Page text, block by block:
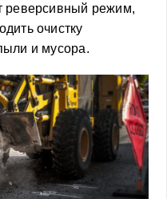
реверсивный режим,
очистку
и мусора.